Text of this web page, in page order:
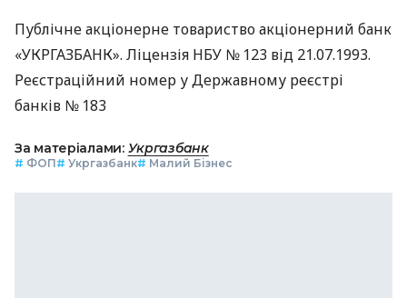
Публічне акціонерне товариство акціонерний банк
«УКРГАЗБАНК». Ліцензія НБУ № 123 від 21.07.1993.
Реєстраційний номер у Державному реєстрі
банків № 183
За матеріалами: Укргазбанк
# ФОП# Укргазбанк# Малий Бізнес